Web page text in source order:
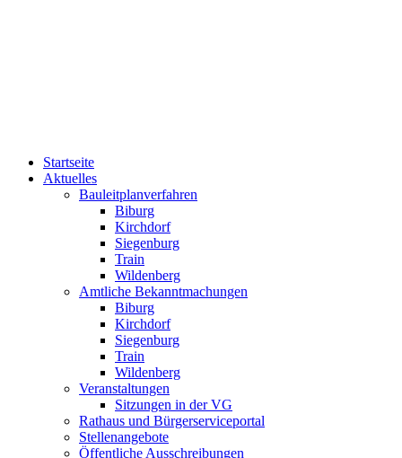
Startseite
Aktuelles
Bauleitplanverfahren
Biburg
Kirchdorf
Siegenburg
Train
Wildenberg
Amtliche Bekanntmachungen
Biburg
Kirchdorf
Siegenburg
Train
Wildenberg
Veranstaltungen
Sitzungen in der VG
Rathaus und Bürgerserviceportal
Stellenangebote
Öffentliche Ausschreibungen